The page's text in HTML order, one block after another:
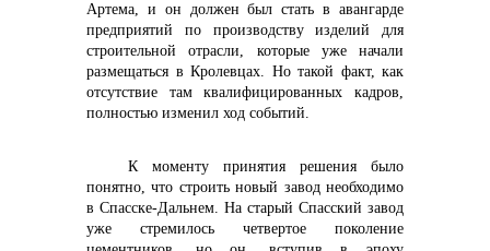
+7 (423) 234 50 50
Артема, и он должен был стать в авангарде
предприятий по производству изделий для
строительной отрасли, которые уже начали
размещаться в Кролевцах. Но такой факт, как
отсутствие там квалифицированных кадров,
полностью изменил ход событий.
К моменту принятия решения было
понятно, что строить новый завод необходимо
в Спасске-Дальнем. На старый Спасский завод
уже стремилось четвертое поколение